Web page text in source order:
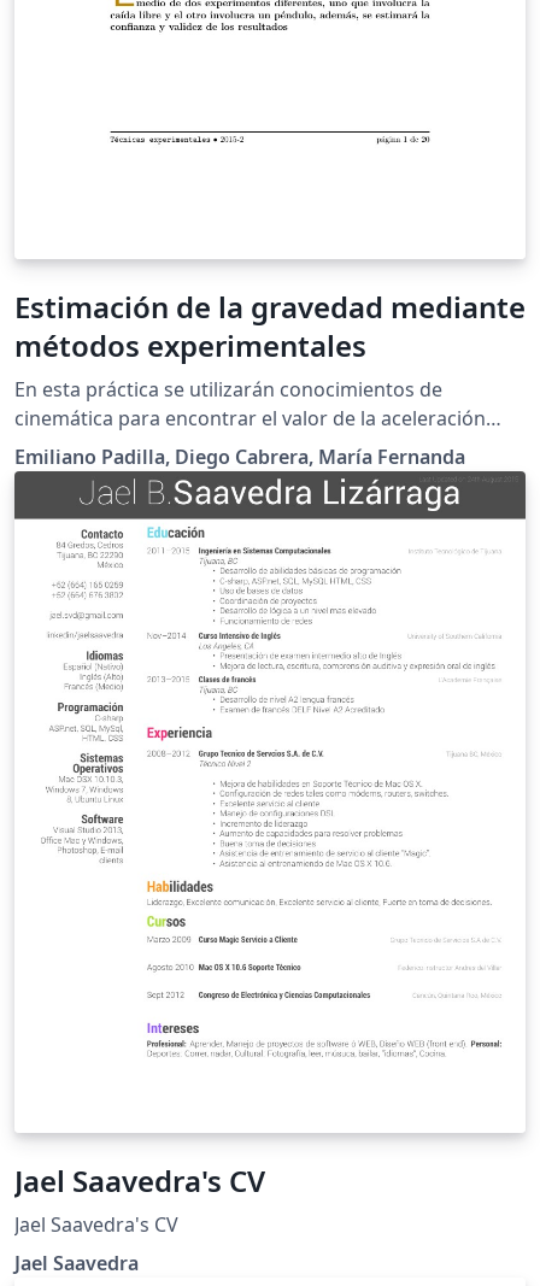
Estimación de la gravedad mediante
métodos experimentales
En esta práctica se utilizarán conocimientos de
cinemática para encontrar el valor de la aceleración
gravitacional, por medio de dos experimentos
diferentes, uno que involucra la caída libre y el otro
involucra un péndulo, además, se estimará la confianza
y validez de los resultados.
Emiliano Padilla, Diego Cabrera, María Fernanda
Jael Saavedra's CV
Jael Saavedra's CV
Jael Saavedra